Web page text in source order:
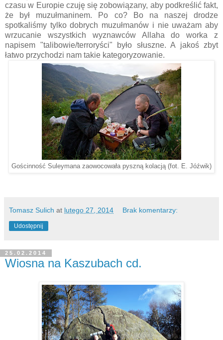
czasu w Europie czuję się zobowiązany, aby podkreślić fakt,
że był muzułmaninem. Po co? Bo na naszej drodze
spotkaliśmy tylko dobrych muzułmanów i nie uważam aby
wrzucanie wszystkich wyznawców Allaha do worka z
napisem "talibowie/terroryści" było słuszne. A jakoś zbyt
łatwo przychodzi nam takie kategoryzowanie.
Gościnność Suleymana zaowocowała pyszną kolacją (fot. E. Jóźwik)
Tomasz Sulich at lutego 27, 2014 Brak komentarzy:
Udostępnij
25.02.2014
Wiosna na Kaszubach cd.